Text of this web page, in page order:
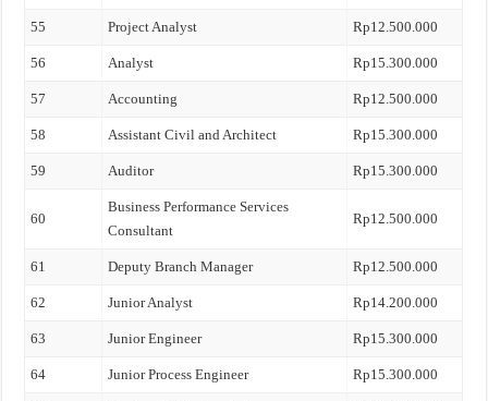
55 Project Analyst Rp12.500.000
56 Analyst Rp15.300.000
57 Accounting Rp12.500.000
58 Assistant Civil and Architect Rp15.300.000
59 Auditor Rp15.300.000
60
Business Performance Services
Consultant
Rp12.500.000
61 Deputy Branch Manager Rp12.500.000
62 Junior Analyst Rp14.200.000
63 Junior Engineer Rp15.300.000
64 Junior Process Engineer Rp15.300.000